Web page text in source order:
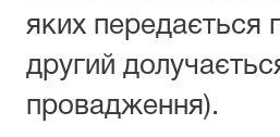
яких передається
другий
провадження).